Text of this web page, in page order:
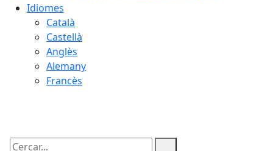
Idiomes
Català
Castellà
Anglès
Alemany
Francès